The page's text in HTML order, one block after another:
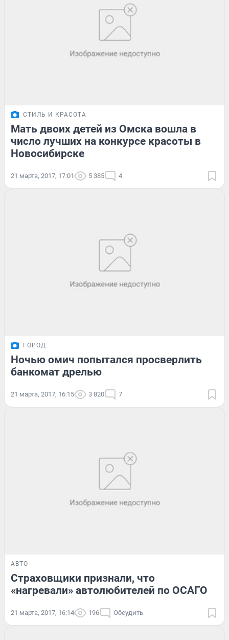
СТИЛЬ И КРАСОТА
Мать двоих детей из Омска вошла в
число лучших на конкурсе красоты в
Новосибирске
21 марта, 2017, 17:01 5 385 4
ГОРОД
Ночью омич попытался просверлить
банкомат дрелью
21 марта, 2017, 16:15 3 820 7
АВТО
Страховщики признали, что
«нагревали» автолюбителей по ОСАГО
21 марта, 2017, 16:14 196 Обсудить